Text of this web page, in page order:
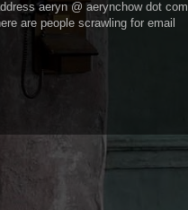
aeryn @ aerynchow dot com
are people scrawling for email